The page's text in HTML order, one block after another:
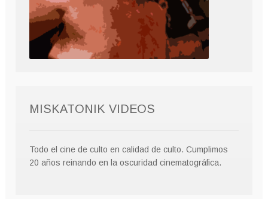
MISKATONIK VIDEOS
Todo el cine de culto en calidad de culto. Cumplimos
20 años reinando en la oscuridad cinematográfica.